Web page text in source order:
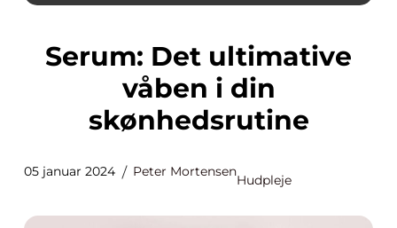
Serum: Det ultimative
våben i din
skønhedsrutine
05 januar 2024 Peter Mortensen
Hudpleje